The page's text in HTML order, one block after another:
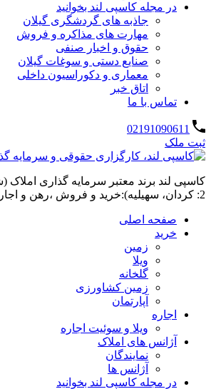
در مجله کاسپی لند بخوانید
جاذبه های گردشگری گیلان
مهارت های مذاکره و فروش
حقوق و اخبار صنفی
صنایع دستی و سوغات گیلان
معماری و دکوراسیون داخلی
اتاق خبر
تماس با ما
02191090611
ثبت ملک
2: کردان، سهیلیه):خرید و فروش ،رهن و اجاره
صفحه اصلی
خرید
زمین
ویلا
گلخانه
زمین کشاورزی
آپارتمان
اجاره
ویلا و سوئیت اجاره
آژانس های املاک
نمایندگان
آژانس ها
در مجله کاسپی لند بخوانید